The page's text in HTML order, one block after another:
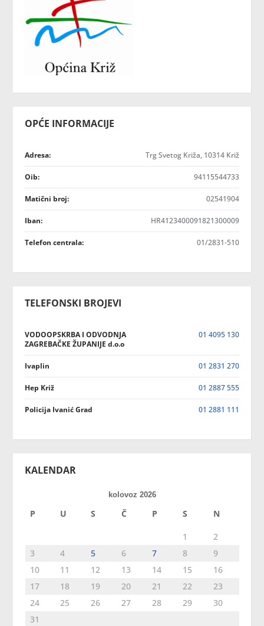
OPĆE INFORMACIJE
Adresa: Trg Svetog Križa, 10314 Križ
Oib: 94115544733
Matični broj: 02541904
Iban: HR4123400091821300009
Telefon centrala: 01/2831-510
TELEFONSKI BROJEVI
VODOOPSKRBA I ODVODNJA
ZAGREBAČKE ŽUPANIJE d.o.o
01 4095 130
Ivaplin 01 2831 270
Hep Križ 01 2887 555
Policija Ivanić Grad 01 2881 111
KALENDAR
kolovoz 2026
P U S Č P S N
1
2
3
4 5 6 7 8
9
10
11 12 13 14 15
16
17
18 19 20 21 22
23
24
25 26 27 28 29
30
31